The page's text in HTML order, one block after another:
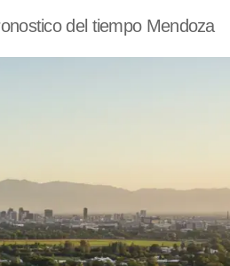
del tiempo Mendoza